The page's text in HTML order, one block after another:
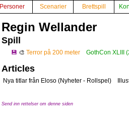
Personer Scenarier Brettspill
Regin Wellander
Spill
💾 🎨 Terror på 200 meter GothCon XLIII
Articles
Nya titlar från Eloso (Nyheter - Rollspel)
Send inn rettelser om denne siden